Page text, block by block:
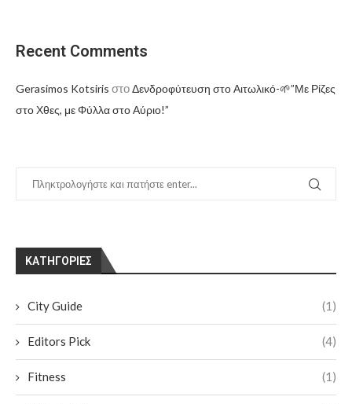
Recent Comments
Gerasimos Kotsiris στοΔενδροφύτευση στο Αιτωλικό-🌱”Με Ρίζες
στο Χθες, με Φύλλα στο Αύριο!”
KΑΤΗΓΟΡΊΕΣ
City Guide (1)
Editors Pick (4)
Fitness (1)